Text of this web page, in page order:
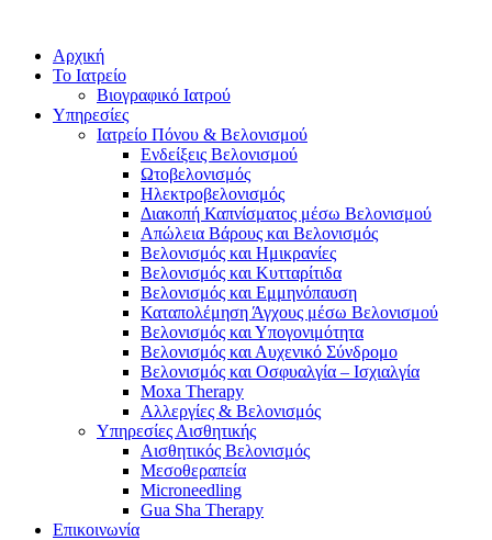
Αρχική
Το Ιατρείο
Βιογραφικό Ιατρού
Υπηρεσίες
Ιατρείο Πόνου & Βελονισμού
Ενδείξεις Βελονισμού
Ωτοβελονισμός
Ηλεκτροβελονισμός
Διακοπή Καπνίσματος μέσω Βελονισμού
Απώλεια Βάρους και Βελονισμός
Βελονισμός και Ημικρανίες
Βελονισμός και Κυτταρίτιδα
Βελονισμός και Εμμηνόπαυση
Καταπολέμηση Άγχους μέσω Βελονισμού
Βελονισμός και Υπογονιμότητα
Βελονισμός και Αυχενικό Σύνδρομο
Βελονισμός και Οσφυαλγία – Ισχιαλγία
Moxa Therapy
Αλλεργίες & Βελονισμός
Υπηρεσίες Αισθητικής
Αισθητικός Βελονισμός
Μεσοθεραπεία
Microneedling
Gua Sha Therapy
Επικοινωνία